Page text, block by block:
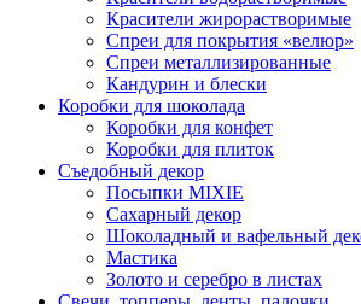
Красители жирорастворимые
Спреи для покрытия «велюр»
Спреи металлизированные
Кандурин и блески
Коробки для шоколада
Коробки для конфет
Коробки для плиток
Съедобный декор
Посыпки MIXIE
Сахарный декор
Шоколадный и вафельный
Мастика
Золото и серебро в листах